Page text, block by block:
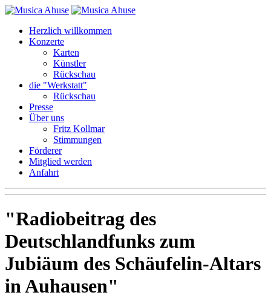
Herzlich willkommen
Konzerte
Karten
Künstler
Rückschau
die "Werkstatt"
Rückschau
Presse
Über uns
Fritz Kollmar
Stimmungen
Förderer
Mitglied werden
Anfahrt
Radiobeitrag des
Deutschlandfunks zum
Jubiäum des Schäufelin-Altars
in Auhausen